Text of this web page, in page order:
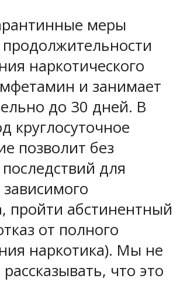
меры
продолжительности
наркотического
и занимает
до 30 дней. В
круглосуточное
позволит без
для
пройти абстинентный
от полного
наркотика). Мы не
что это